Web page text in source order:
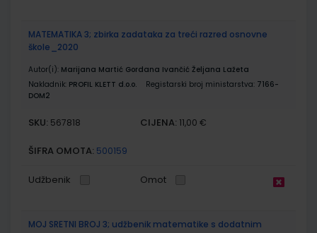
MATEMATIKA 3; zbirka zadataka za treći razred osnovne
škole_2020
Autor(i): Marijana Martić Gordana Ivančić Željana Lažeta
Nakladnik: PROFIL KLETT d.o.o. Registarski broj ministarstva: 7166-
DOM2
SKU: 567818 CIJENA: 11,00 €
ŠIFRA OMOTA: 500159
Udžbenik Omot
MOJ SRETNI BROJ 3; udžbenik matematike s dodatnim